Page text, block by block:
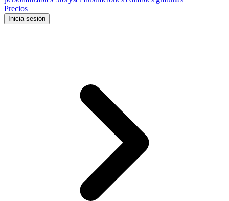
Precios
Inicia sesión